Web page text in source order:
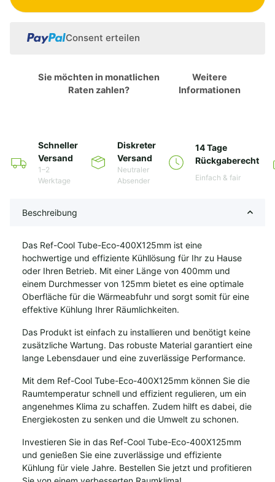
Consent erteilen
Sie möchten in monatlichen
Raten zahlen?
Weitere
Informationen
Schneller
Versand
1–2
Werktage
Diskreter
Versand
Neutraler
Absender
14 Tage
Rückgaberecht
Einfach & fair
Beschreibung
Das Ref-Cool Tube-Eco-400X125mm ist eine
hochwertige und effiziente Kühllösung für Ihr zu Hause
oder Ihren Betrieb. Mit einer Länge von 400mm und
einem Durchmesser von 125mm bietet es eine optimale
Oberfläche für die Wärmeabfuhr und sorgt somit für eine
effektive Kühlung Ihrer Räumlichkeiten.
Das Produkt ist einfach zu installieren und benötigt keine
zusätzliche Wartung. Das robuste Material garantiert eine
lange Lebensdauer und eine zuverlässige Performance.
Mit dem Ref-Cool Tube-Eco-400X125mm können Sie die
Raumtemperatur schnell und effizient regulieren, um ein
angenehmes Klima zu schaffen. Zudem hilft es dabei, die
Energiekosten zu senken und die Umwelt zu schonen.
Investieren Sie in das Ref-Cool Tube-Eco-400X125mm
und genießen Sie eine zuverlässige und effiziente
Kühlung für viele Jahre. Bestellen Sie jetzt und profitieren